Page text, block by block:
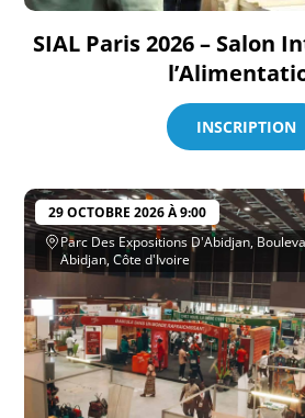
SIAL Paris 2026 – Salon
INSCRIPTION
29 OCTOBRE 2026 À 9:00
Parc Des Expositions D'Abidjan,
Abidjan, Côte d'Ivoire